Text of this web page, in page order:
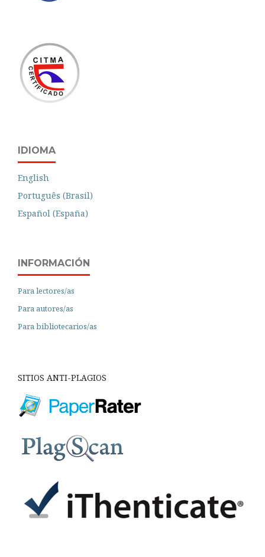
IDIOMA
English
Português (Brasil)
Español (España)
INFORMACIÓN
Para lectores/as
Para autores/as
Para bibliotecarios/as
SITIOS ANTI-PLAGIOS